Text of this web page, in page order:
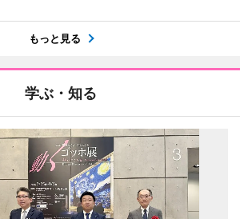
もっと見る
学ぶ・知る